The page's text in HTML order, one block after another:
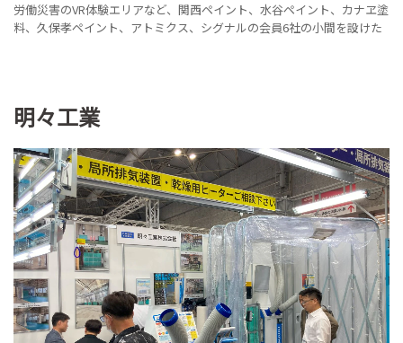
労働災害のVR体験エリアなど、関西ペイント、水谷ペイント、カナヱ塗
料、久保孝ペイント、アトミクス、シグナルの会員6社の小間を設けた
明々工業